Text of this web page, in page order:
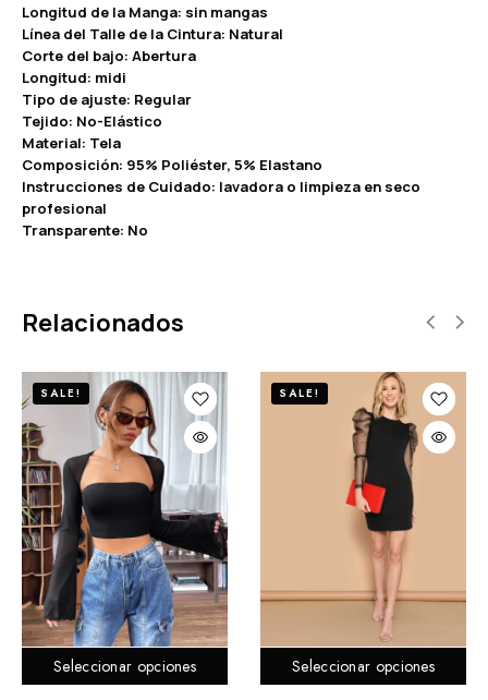
Longitud de la Manga: sin mangas
Línea del Talle de la Cintura: Natural
Corte del bajo: Abertura
Longitud: midi
Tipo de ajuste: Regular
Tejido: No-Elástico
Material: Tela
Composición: 95% Poliéster, 5% Elastano
Instrucciones de Cuidado: lavadora o limpieza en seco
profesional
Transparente: No
Relacionados
Seleccionar opciones
SALE!
Seleccionar
SALE!